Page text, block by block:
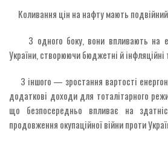
Коливання цін на нафту мають
З одного боку, вони впливають на
України, створюючи бюджетні й
З іншого — зростання вартості
додаткові доходи для тоталітарного
що безпосередньо впливає на
продовження окупаційної війни проти